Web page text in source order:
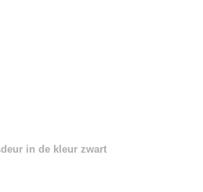
in de kleur zwart